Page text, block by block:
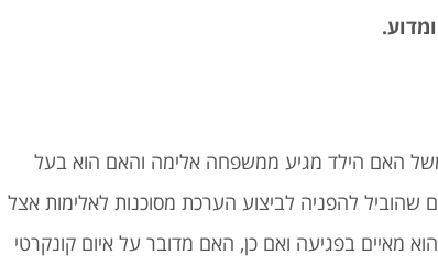
האם הילד מגיע ממשפחה אלימה והאם הוא בעל
להפניה לביצוע הערכת מסוכנות לאלימות אצל
מאיים בפגיעה ואם כן, האם מדובר על איום קונקרטי